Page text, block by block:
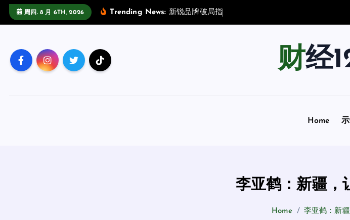
周四. 8 月 6TH, 2026 Trending News: 新锐品牌破局指
财
Home
李亚鹤：新疆，
Home 李亚鹤：新